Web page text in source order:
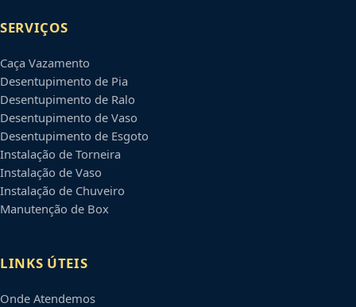
SERVIÇOS
Caça Vazamento
Desentupimento de Pia
Desentupimento de Ralo
Desentupimento de Vaso
Desentupimento de Esgoto
Instalação de Torneira
Instalação de Vaso
Instalação de Chuveiro
Manutenção de Box
LINKS ÚTEIS
Onde Atendemos